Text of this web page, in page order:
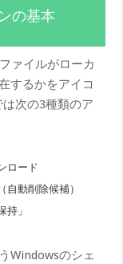
の基本
ァイルがローカ
するかをアイコ
次の3種類のア
ロード
自動削除候補）
持」
Windowsのシェ